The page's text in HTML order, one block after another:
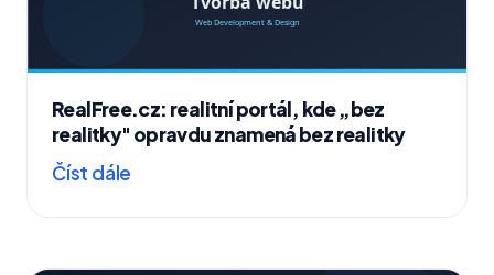
RealFree.cz: realitní portál, kde „bez
realitky" opravdu znamená bez realitky
Číst dále